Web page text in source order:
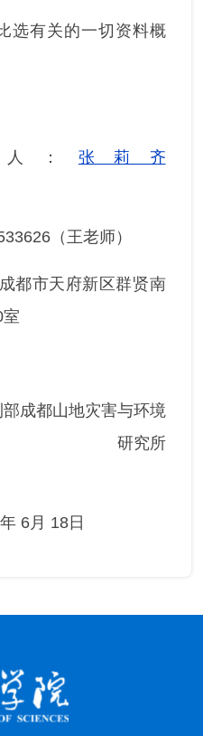
选有关的一切资料概
： 张莉齐
（王老师）
都市天府新区群贤南
成都山地灾害与环境
研究所
年 6月 18日